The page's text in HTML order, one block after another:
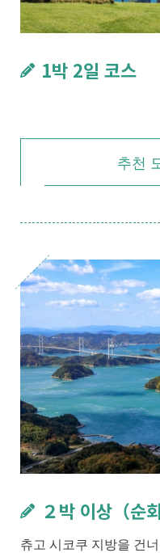
1박 2일 코스
추천
２박 이상（순
츄고 시코쿠 지방을 건